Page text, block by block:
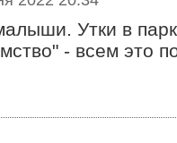
Утки в
- всем это